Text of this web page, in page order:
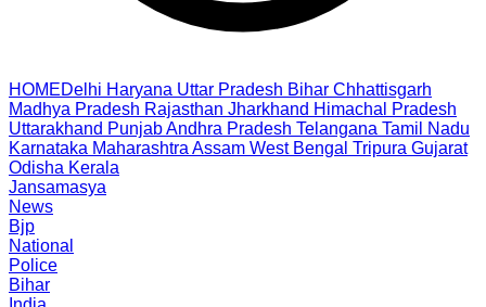
HOMEDelhi Haryana Uttar Pradesh Bihar Chhattisgarh
Madhya Pradesh Rajasthan Jharkhand Himachal Pradesh
Uttarakhand PunjabAndhra Pradesh Telangana Tamil Nadu
Karnataka Maharashtra Assam West Bengal Tripura Gujarat
Odisha Kerala
Jansamasya
News
Bjp
National
Police
Bihar